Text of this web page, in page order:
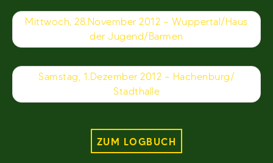
Beitragsnavigation
Mittwoch, 28.November 2012 – Wuppertal/Haus
der Jugend/Barmen
Samstag, 1.Dezember 2012 – Hachenburg/
Stadthalle
ZUM LOGBUCH